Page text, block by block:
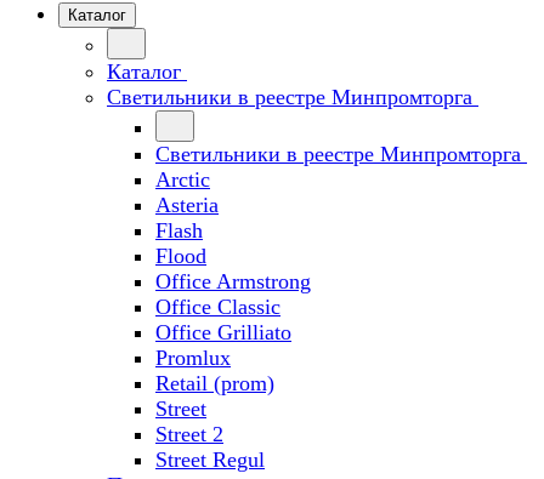
Каталог
Каталог
Светильники в реестре Минпромторга
Светильники в реестре Минпромторга
Arctic
Asteria
Flash
Flood
Office Armstrong
Office Classic
Office Grilliato
Promlux
Retail (prom)
Street
Street 2
Street Regul